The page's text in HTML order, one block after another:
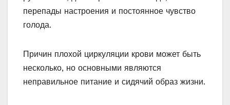
перепады настроения и постоянное чувство
голода.
Причин плохой циркуляции крови может быть
несколько, но основными являются
неправильное питание и сидячий образ жизни.